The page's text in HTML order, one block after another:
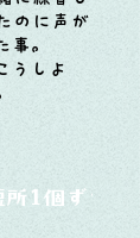
のに声が
事。
うしよ
1個ずつ